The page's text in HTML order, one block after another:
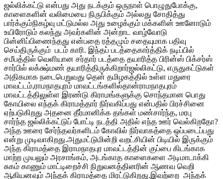
ஜல்லிக்கட்டு என்பது அது நடக்கும் ஒருநாள் பொழுதுபோக்கு,
காளைகளின் வலிமையை நிருபிக்கும் அல்லது சோதித்து
பார்க்கும்நிகழ்வு மட்டுமல்ல அது உழைக்கும் மக்களின் ஊனோடும்
உயிரோடும் கலந்து அவர்களின் அன்றாட வாழ்வோடு
பின்னிப்பிணைந்தது என்பதை ரத்தமும் சதையுமாக பதிவு
செய்திருக்கும் படம் காரி. இந்தப் படத்தைகார்த்திக் நடிப்பில்
சமீபத்தில் வெளியான சர்தார் படத்தை தயாரித்த பிரின்ஸ் பிக்சர்ஸ்
சார்பில் லக்க்ஷ்மண் தயாரித்திருக்கிறார்ஜல்லிகட்டு, எருதுகட்டுகள்
அதிகமாக நடைபெறுவது தென் தமிழகத்தில் உள்ள மதுரை
மாவட்டம்,ராமநாதபுரம் மாவட்டங்களில்தான்ராமநாதபுரம்
மாவட்டத்திலுள்ள இரண்டு கிராமங்களுக்கு சொந்தமான பொது
கோயிலை எந்தக் கிராமத்தார் நிர்வகிப்பது என்பதில் பிரச்சினை
ஏற்படுகிறது அதனை தீர்மானிக்க தங்கள் மண்சார்ந்த, மரபு
சார்ந்த ஜல்லிக்கட்டுப் போட்டி நடத்தி அதில் எந்த ஊர் வெல்கிறதோ?
அந்த ஊரை சேர்ந்தவர்களிடம் கோவில் நிர்வாகத்தை ஒப்படைப்பது
என்று முடிவாகிறது.அதுமட்டுமின்றி வறட்சியின் பிடியில் இருக்கும்
அந்த கிராமத்தை இராமநாதபுர மாவட்டத்தின் குப்பை கிடங்காக
மாற்ற முயலும் அரசாங்கம், அடங்காத காளைகளை அடிமாடாக்கி
சுகம் காணும் மாட்டிறைச்சி நிறுவனத்தினரின் ஆணவ வெறி
ஆகியனவும் அந்தக் கிராமத்தை மிரட்டுகிறது.இவற்றை அந்தக்